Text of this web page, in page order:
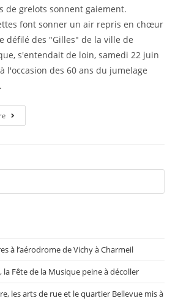
de grelots sonnent gaiement.
font sonner un air repris en chœur
défilé des "Gilles" de la ville de
s'entendait de loin, samedi 22 juin
l'occasion des 60 ans du jumelage
à l’aérodrome de Vichy à Charmeil
la Fête de la Musique peine à décoller
les arts de rue et le quartier Bellevue mis à